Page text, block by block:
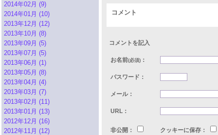
2014年02月 (9)
2014年01月 (10)
2013年12月 (12)
2013年10月 (8)
2013年09月 (5)
2013年07月 (5)
2013年06月 (1)
2013年05月 (8)
2013年04月 (4)
2013年03月 (7)
2013年02月 (11)
2013年01月 (13)
2012年12月 (16)
2012年11月 (12)
コメント
コメントを記入
お名前(必須) ：
パスワード：
メール：
URL：
非公開： クッキーに保存：